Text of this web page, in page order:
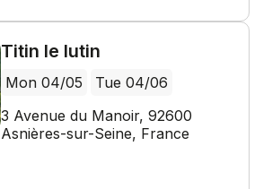
Titin le lutin
Mon 04/05
Tue 04/06
3 Avenue du Manoir, 92600
Asnières-sur-Seine, France